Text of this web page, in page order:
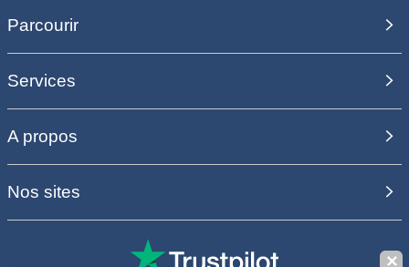
Parcourir
Services
A propos
Nos sites
✕